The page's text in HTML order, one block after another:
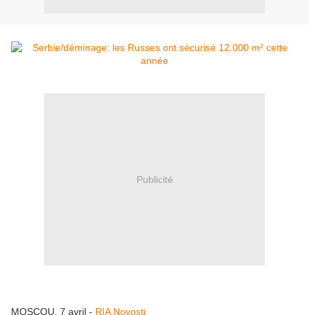
Publicité
MOSCOU, 7 avril - RIA Novosti